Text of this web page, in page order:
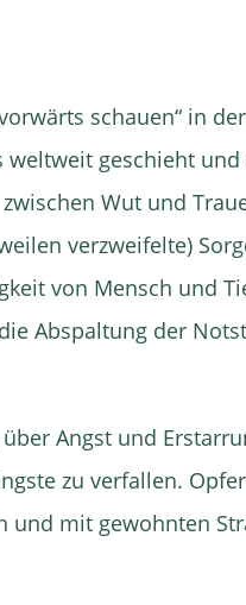
schauen“ in
weltweit geschieht
Wut und
verzweifelte)
von Mensch und
Abspaltung der
Angst und
zu verfallen.
und mit gewohnten